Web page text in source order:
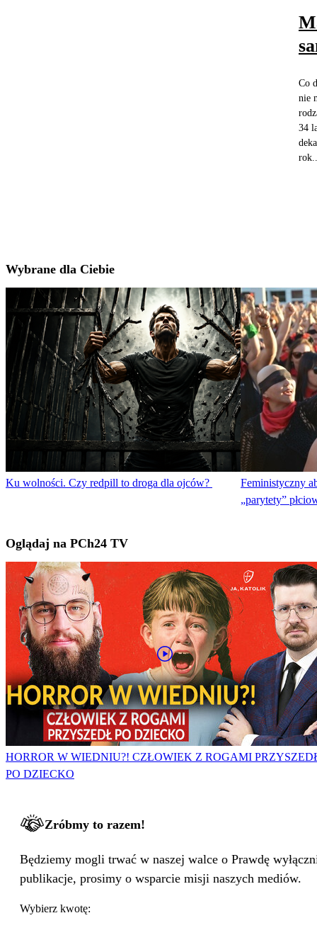
Co
nie
34
Wybrane dla Ciebie
Ku wolności. Czy redpill to droga dla ojców?
Feministyczny
„parytety”
Oglądaj na PCh24 TV
HORROR W WIEDNIU?! CZŁOWIEK Z ROGAMI
PO DZIECKO
Zróbmy to razem!
Będziemy mogli trwać w naszej walce o Prawdę
publikacje, prosimy o wsparcie misji naszych mediów.
Wybierz kwotę: